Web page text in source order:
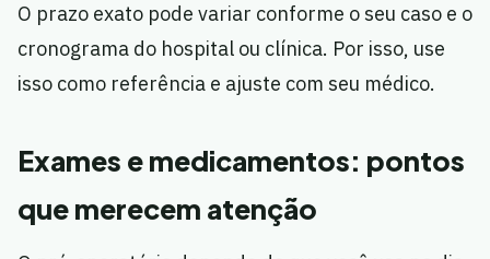
O prazo exato pode variar conforme o seu caso e o
cronograma do hospital ou clínica. Por isso, use
isso como referência e ajuste com seu médico.
Exames e medicamentos: pontos
que merecem atenção